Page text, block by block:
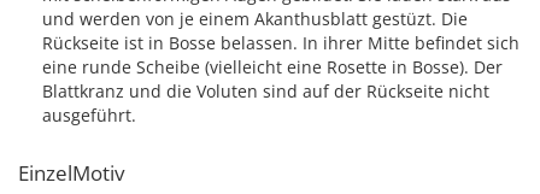
und werden von je einem Akanthusblatt gestüzt. Die
Rückseite ist in Bosse belassen. In ihrer Mitte befindet sich
eine runde Scheibe (vielleicht eine Rosette in Bosse). Der
Blattkranz und die Voluten sind auf der Rückseite nicht
ausgeführt.
EinzelMotiv